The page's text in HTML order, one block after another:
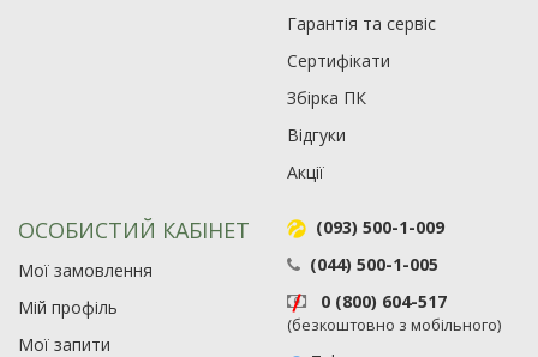
Гарантія та сервіс
Сертифікати
Збірка ПК
Відгуки
Акції
ОСОБИСТИЙ КАБІНЕТ
Мої замовлення
Мій профіль
Мої запити
(093) 500-1-009
(044) 500-1-005
0 (800) 604-517
(безкоштовно з мобільного)